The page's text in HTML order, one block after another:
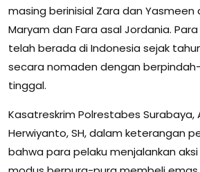
masing berinisial Zara dan Yasmeen
Maryam dan Fara asal Jordania.
telah berada di Indonesia sejak
secara nomaden dengan
tinggal.
Kasatreskrim Polrestabes Surabaya,
Herwiyanto, SH, dalam keterangan
bahwa para pelaku menjalankan